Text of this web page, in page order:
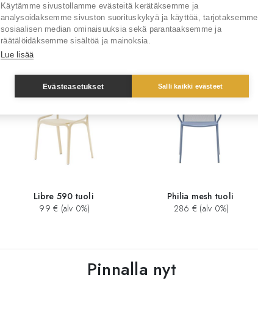
Sinua saattaisi kiinnostaa myös
Libre 590 tuoli
99 € (alv 0%)
Philia mesh tuoli
286 € (alv 0%)
Pinnalla nyt
Käytämme sivustollamme evästeitä kerätäksemme ja
analysoidaksemme sivuston suorituskykyä ja käyttöä, tarjotaksemme
sosiaalisen median ominaisuuksia sekä parantaaksemme ja
räätälöidäksemme sisältöä ja mainoksia.
Lue lisää
Evästeasetukset Salli kaikki evästeet